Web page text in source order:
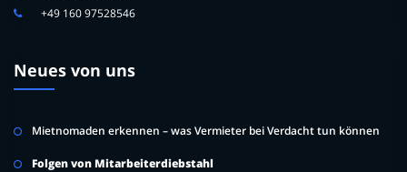
+49 160 97528546
Neues von uns
Mietnomaden erkennen – was Vermieter bei Verdacht tun können
Folgen von Mitarbeiterdiebstahl